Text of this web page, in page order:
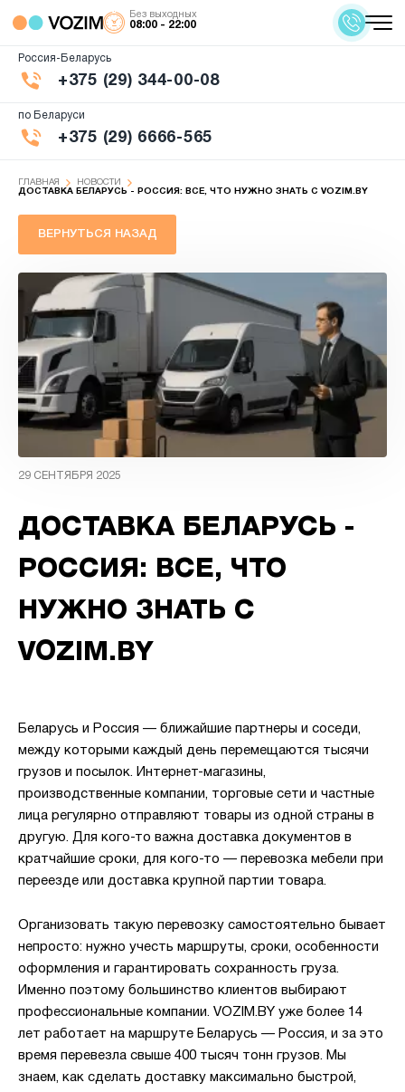
Без выходных
08:00 - 22:00
Россия-Беларусь
+375 (29) 344-00-08
по Беларуси
+375 (29) 6666-565
ГЛАВНАЯ
НОВОСТИ
ДОСТАВКА БЕЛАРУСЬ - РОССИЯ: ВСЕ, ЧТО НУЖНО ЗНАТЬ С VOZIM.BY
ВЕРНУТЬСЯ НАЗАД
29 СЕНТЯБРЯ 2025
ДОСТАВКА БЕЛАРУСЬ -
РОССИЯ: ВСЕ, ЧТО
НУЖНО ЗНАТЬ С
VOZIM.BY
Беларусь и Россия — ближайшие партнеры и соседи,
между которыми каждый день перемещаются тысячи
грузов и посылок. Интернет-магазины,
производственные компании, торговые сети и частные
лица регулярно отправляют товары из одной страны в
другую. Для кого-то важна доставка документов в
кратчайшие сроки, для кого-то — перевозка мебели при
переезде или доставка крупной партии товара.
Организовать такую перевозку самостоятельно бывает
непросто: нужно учесть маршруты, сроки, особенности
оформления и гарантировать сохранность груза.
Именно поэтому большинство клиентов выбирают
профессиональные компании. VOZIM.BY уже более 14
лет работает на маршруте Беларусь — Россия, и за это
время перевезла свыше 400 тысяч тонн грузов. Мы
знаем, как сделать доставку максимально быстрой,